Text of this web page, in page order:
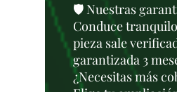
🛡️ Nuestras
Conduce
pieza sale
garantizada 3
¿Necesitas más